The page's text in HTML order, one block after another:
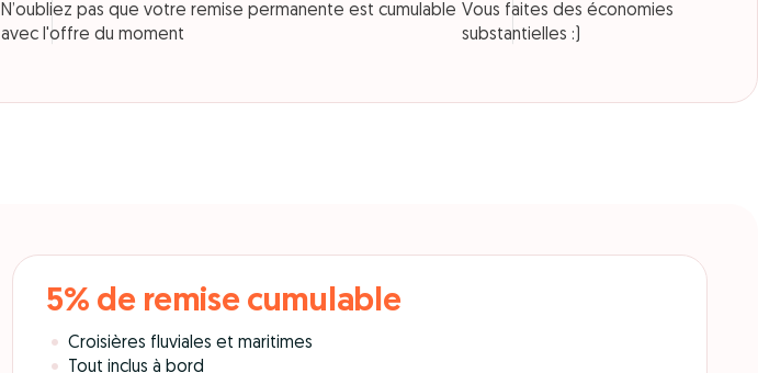
N’oubliez pas que votre remise permanente est cumulable
avec l'offre du moment
Vous faites des économies
substantielles :)
5% de remise cumulable
Croisières fluviales et maritimes
Tout inclus à bord